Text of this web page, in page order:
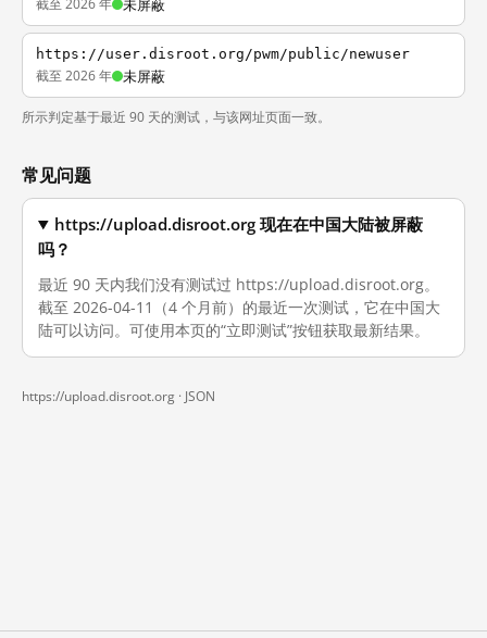
截至 2026 年 未屏蔽
https://user.disroot.org/pwm/public/newuser
截至 2026 年 未屏蔽
所示判定基于最近 90 天的测试，与该网址页面一致。
常见问题
https://upload.disroot.org 现在在中国大陆被屏蔽
吗？
最近 90 天内我们没有测试过 https://upload.disroot.org。
截至 2026-04-11（4 个月前）的最近一次测试，它在中国大
陆可以访问。可使用本页的“立即测试”按钮获取最新结果。
https://upload.disroot.org · JSON